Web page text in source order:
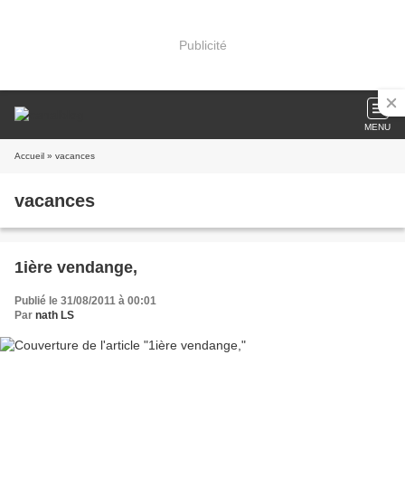
Publicité
MENU
Accueil » vacances
vacances
1ière vendange,
Publié le 31/08/2011 à 00:01
Par nath LS